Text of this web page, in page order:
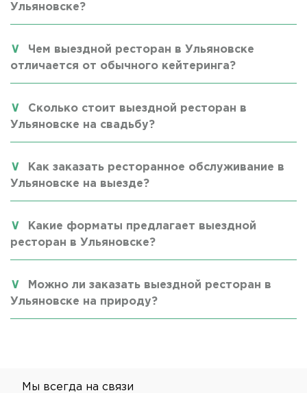
Ульяновске?
Чем выездной ресторан в Ульяновске
отличается от обычного кейтеринга?
Сколько стоит выездной ресторан в
Ульяновске на свадьбу?
Как заказать ресторанное обслуживание в
Ульяновске на выезде?
Какие форматы предлагает выездной
ресторан в Ульяновске?
Можно ли заказать выездной ресторан в
Ульяновске на природу?
Мы всегда на связи